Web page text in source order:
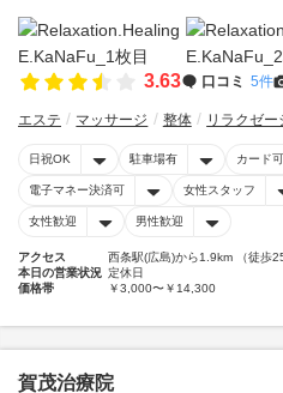
3.63 口コミ 5件
エステ マッサージ 整体 リラクゼ
日祝OK 駐車場有 カード可
電子マネー決済可 女性スタッフ
女性歓迎 男性歓迎
アクセス
西条駅(広島)から1.9km （徒歩25
本日の営業状況 定休日
価格帯
￥3,000〜￥14,300
賀茂治療院